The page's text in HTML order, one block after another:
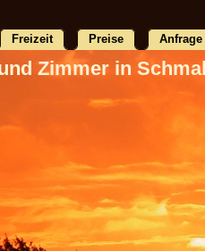
Freizeit Preise Anfrage
Zimmer in